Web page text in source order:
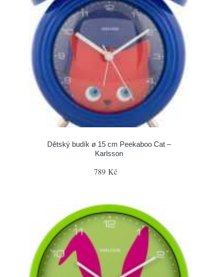
Dětský budík ø 15 cm Peekaboo Cat –
Karlsson
789 Kč